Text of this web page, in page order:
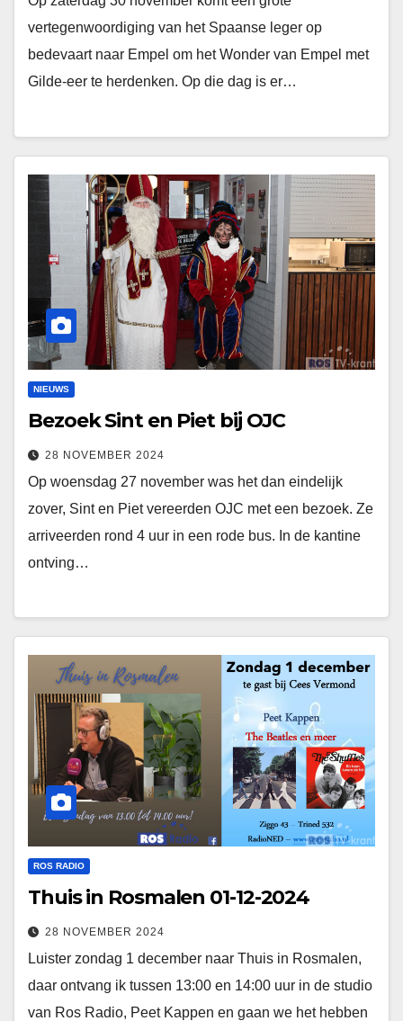
vertegenwoordiging van het Spaanse leger op
bedevaart naar Empel om het Wonder van Empel met
Gilde-eer te herdenken. Op die dag is er…
NIEUWS
Bezoek Sint en Piet bij OJC
28 NOVEMBER 2024
Op woensdag 27 november was het dan eindelijk
zover, Sint en Piet vereerden OJC met een bezoek. Ze
arriveerden rond 4 uur in een rode bus. In de kantine
ontving…
ROS RADIO
Thuis in Rosmalen 01-12-2024
28 NOVEMBER 2024
Luister zondag 1 december naar Thuis in Rosmalen,
daar ontvang ik tussen 13:00 en 14:00 uur in de studio
van Ros Radio, Peet Kappen en gaan we het hebben